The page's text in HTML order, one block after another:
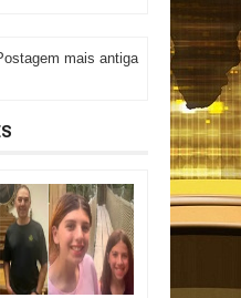
mais antiga